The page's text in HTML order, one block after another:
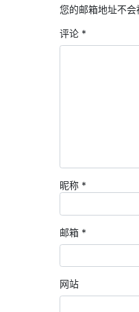
您的邮箱地址不会
评论 *
昵称 *
邮箱 *
网站